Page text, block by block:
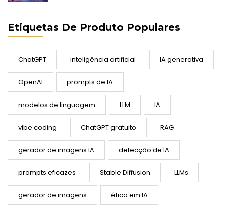
Etiquetas De Produto Populares
ChatGPT inteligência artificial IA generativa
OpenAI prompts de IA
modelos de linguagem LLM IA
vibe coding ChatGPT gratuito RAG
gerador de imagens IA detecção de IA
prompts eficazes Stable Diffusion LLMs
gerador de imagens ética em IA